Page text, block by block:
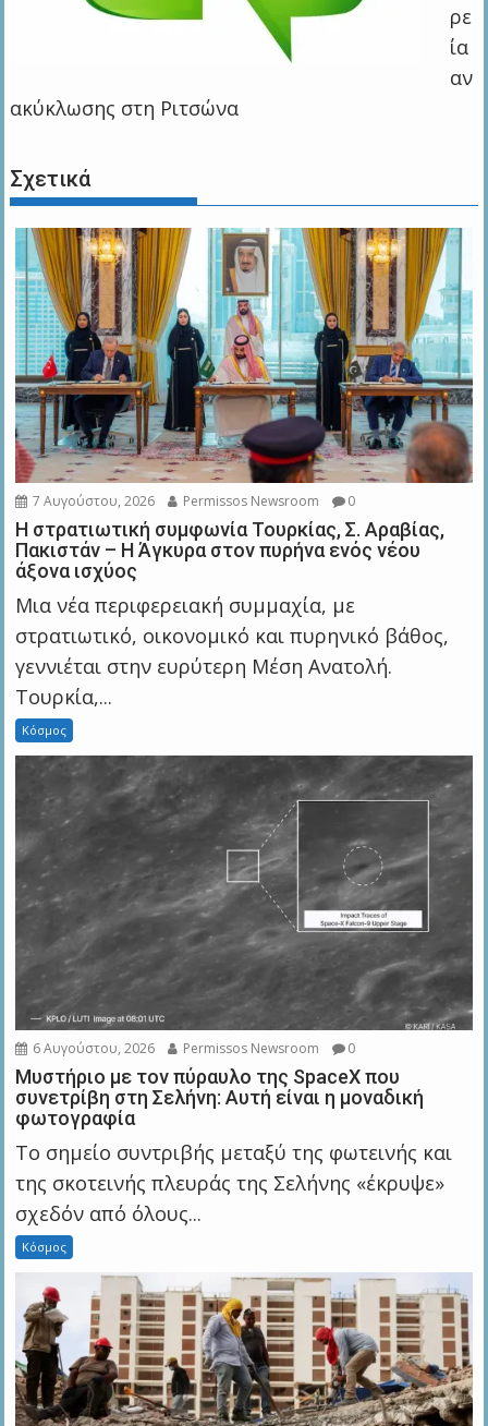
ρε
ία
αν
ακύκλωσης στη Ριτσώνα
Σχετικά
7 Αυγούστου, 2026 Permissos Newsroom 0
Η στρατιωτική συμφωνία Τουρκίας, Σ. Αραβίας,
Πακιστάν – Η Άγκυρα στον πυρήνα ενός νέου
άξονα ισχύος
Μια νέα περιφερειακή συμμαχία, με
στρατιωτικό, οικονομικό και πυρηνικό βάθος,
γεννιέται στην ευρύτερη Μέση Ανατολή.
Τουρκία,...
Κόσμος
6 Αυγούστου, 2026 Permissos Newsroom 0
Μυστήριο με τον πύραυλο της SpaceX που
συνετρίβη στη Σελήνη: Αυτή είναι η μοναδική
φωτογραφία
Το σημείο συντριβής μεταξύ της φωτεινής και
της σκοτεινής πλευράς της Σελήνης «έκρυψε»
σχεδόν από όλους...
Κόσμος